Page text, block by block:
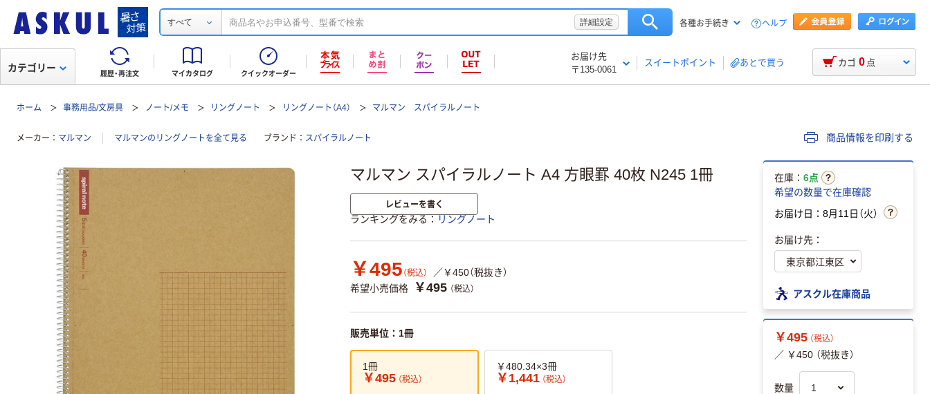
すべて 詳細設定 各種お手続き ヘルプ
履歴・再注文 マイカタログ クイックオーダー
お届け先
〒135-0061
スイートポイント あとで買う
カテゴリー カゴ 0 点
ホーム 事務用品/文房具 ノート/メモ リングノート リングノート（A4） マルマン スパイラルノート
メーカー マルマン マルマンのリングノートを全て見る ブランド スパイラルノート 商品情報を印刷する
マルマン スパイラルノート A4 方眼罫 40枚 N245 1冊
レビューを書く
ランキングをみる リングノート
￥495 （税込）
／￥450（税抜き）
希望小売価格
￥495 （税込）
販売単位：1冊
1冊
￥495 （税込）
￥480.34×3冊
￥1,441 （税込）
在庫： 6点
希望の数量で在庫確認
お届け日：8月11日（火）
お届け先：
アスクル在庫商品
￥495 （税込）
／ ￥450 （税抜き）
数量